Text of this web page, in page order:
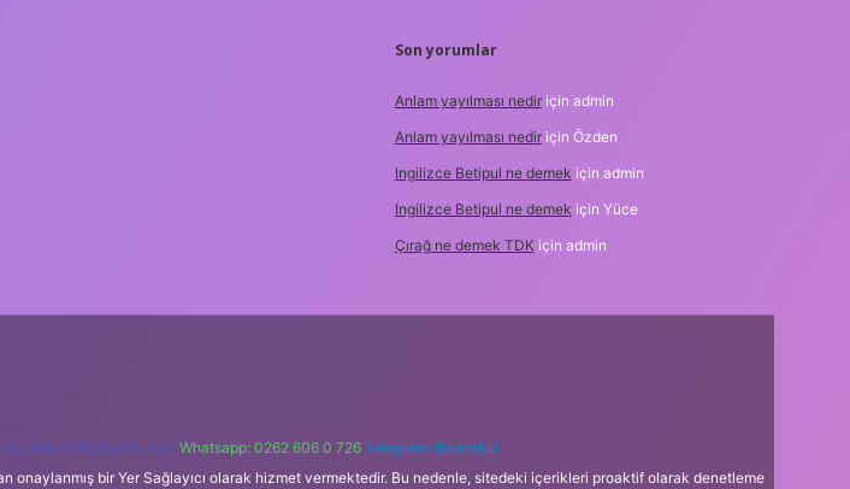
Son yorumlar
Anlam yayılması nediriçin admin
Anlam yayılması nediriçin Özden
Ingilizce Betipul ne demek için admin
Ingilizce Betipul ne demek için Yüce
Çırağ ne demek TDKiçin admin
forumhizmeti@gmail.com Whatsapp: 0262 606 0 726 Telegram: @karabul
onaylanmış bir Yer Sağlayıcı olarak hizmet vermektedir. Bu nedenle, sitedeki içerikleri proaktif olarak denetleme